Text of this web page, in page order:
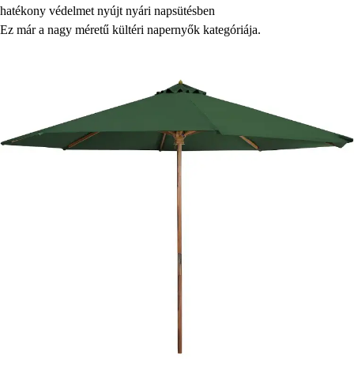
hatékony védelmet nyújt nyári napsütésben
Ez már a nagy méretű kültéri napernyők kategóriája.